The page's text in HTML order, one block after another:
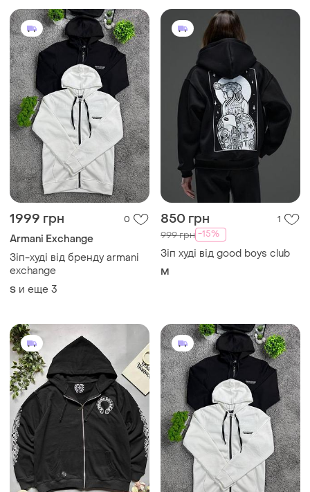
1999 грн 0
Armani Exchange
Зіп-худі від бренду armani
exchange
S и еще 3
850 грн 1
999 грн -15%
Зіп худі від good boys club
M